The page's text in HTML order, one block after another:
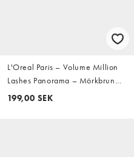
L'Oreal Paris – Volume Million
Lashes Panorama – Mörkbrun
mascara
199,00 SEK